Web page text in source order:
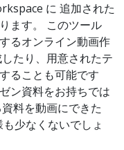
に 追加された
ます。 このツール
るオンライン動画作
たり、用意されたテ
ることも可能です
ン資料をお持ちでは
料を動画にできた
少なくないでしょ